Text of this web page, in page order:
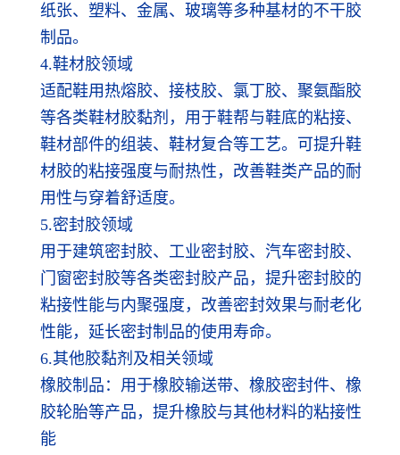
纸张、塑料、金属、玻璃等多种基材的不干胶
制品。
4.鞋材胶领域
适配鞋用热熔胶、接枝胶、氯丁胶、聚氨酯胶
等各类鞋材胶黏剂，用于鞋帮与鞋底的粘接、
鞋材部件的组装、鞋材复合等工艺。可提升鞋
材胶的粘接强度与耐热性，改善鞋类产品的耐
用性与穿着舒适度。
5.密封胶领域
用于建筑密封胶、工业密封胶、汽车密封胶、
门窗密封胶等各类密封胶产品，提升密封胶的
粘接性能与内聚强度，改善密封效果与耐老化
性能，延长密封制品的使用寿命。
6.其他胶黏剂及相关领域
橡胶制品：用于橡胶输送带、橡胶密封件、橡
胶轮胎等产品，提升橡胶与其他材料的粘接性
能